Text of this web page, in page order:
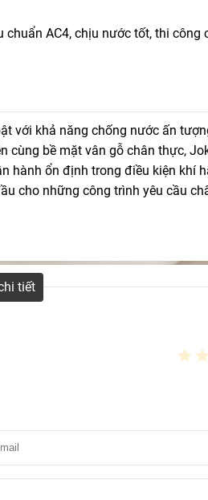
AC4, chịu nước tốt, thi công
chịu nước tốt, thi công chuyên
với khả năng chống nước ấn
cùng bề mặt vân gỗ chân thực,
hành ổn định trong điều kiện khí
cho những công trình yêu cầu
tiết